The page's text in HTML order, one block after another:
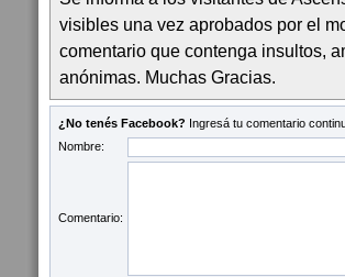
visibles una vez aprobados por el
comentario que contenga insultos,
anónimas. Muchas Gracias.
¿No tenés Facebook? Ingresá tu comentario
Nombre:
Comentario: